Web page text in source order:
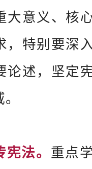
大意义、核
，特别要深
论述，坚定
法。 重点